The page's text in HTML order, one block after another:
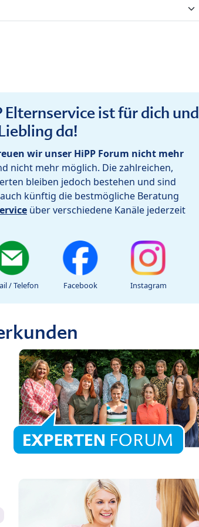
Elternservice ist für dich und
da!
wir unser HiPP Forum nicht mehr
nicht mehr möglich. Die zahlreichen,
bleiben jedoch bestehen und sind
künftig die bestmögliche Beratung
über verschiedene Kanäle jederzeit
/ Telefon Facebook Instagram